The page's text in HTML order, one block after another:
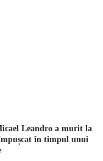
Leandro a murit la
în timpul unui